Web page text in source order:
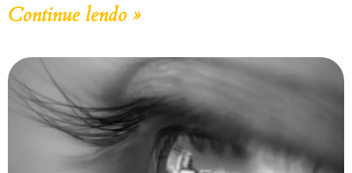
Continue lendo »